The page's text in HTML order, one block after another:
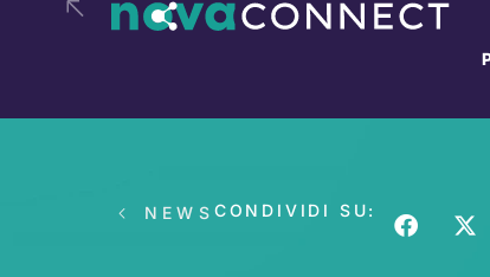
NEWS CONDIVIDI SU: